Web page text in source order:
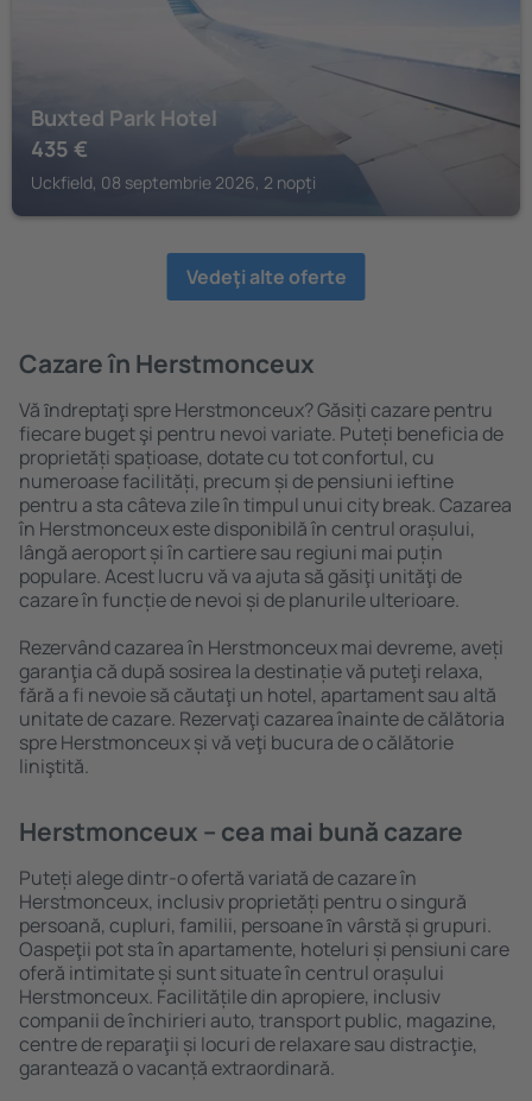
Buxted Park Hotel
435 €
Uckfield, 08 septembrie 2026, 2 nopți
Vedeţi alte oferte
Cazare în Herstmonceux
Vă ȋndreptaţi spre Herstmonceux? Găsiți cazare pentru
fiecare buget şi pentru nevoi variate. Puteți beneficia de
proprietăți spațioase, dotate cu tot confortul, cu
numeroase facilități, precum și de pensiuni ieftine
pentru a sta câteva zile în timpul unui city break. Cazarea
în Herstmonceux este disponibilă în centrul orașului,
lângă aeroport și în cartiere sau regiuni mai puțin
populare. Acest lucru vă va ajuta să găsiţi unităţi de
cazare în funcție de nevoi și de planurile ulterioare.
Rezervând cazarea în Herstmonceux mai devreme, aveți
garanţia că după sosirea la destinație vă puteţi relaxa,
fără a fi nevoie să căutaţi un hotel, apartament sau altă
unitate de cazare. Rezervaţi cazarea înainte de călătoria
spre Herstmonceux și vă veţi bucura de o călătorie
liniştită.
Herstmonceux – cea mai bună cazare
Puteți alege dintr-o ofertă variată de cazare în
Herstmonceux, inclusiv proprietăți pentru o singură
persoană, cupluri, familii, persoane ȋn vârstă și grupuri.
Oaspeţii pot sta în apartamente, hoteluri și pensiuni care
oferă intimitate și sunt situate în centrul orașului
Herstmonceux. Facilitățile din apropiere, inclusiv
companii de închirieri auto, transport public, magazine,
centre de reparaţii și locuri de relaxare sau distracţie,
garantează o vacanță extraordinară.